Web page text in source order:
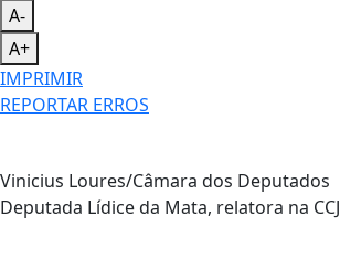
A-
A+
IMPRIMIR
REPORTAR ERROS
Vinicius Loures/Câmara dos Deputados
Deputada Lídice da Mata, relatora na CCJ